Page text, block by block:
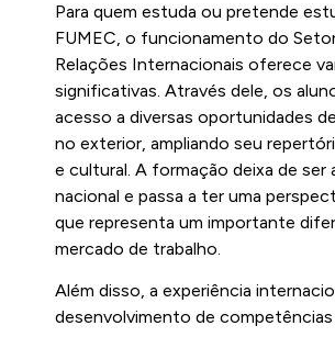
Para quem estuda ou pretende
FUMEC, o funcionamento do
Relações Internacionais oferece
significativas. Através dele, os
acesso a diversas oportunidades
no exterior, ampliando seu
e cultural. A formação deixa de ser
nacional e passa a ter uma
que representa um importante
mercado de trabalho.
Além disso, a experiência
desenvolvimento de